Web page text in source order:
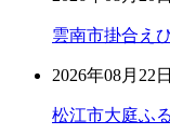
雲南市掛合え
2026年08月22
松江市大庭ふ